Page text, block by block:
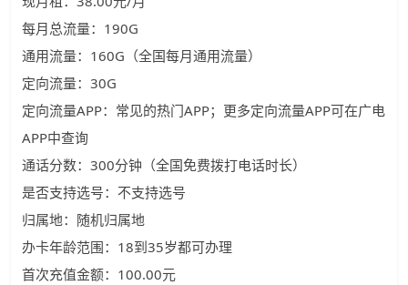
每月总流量：190G
通用流量：160G（全国每月通用流量）
定向流量：30G
定向流量APP：常见的热门APP；更多定向流量APP可在广电
APP中查询
通话分数：300分钟（全国免费拨打电话时长）
是否支持选号：不支持选号
归属地：随机归属地
办卡年龄范围：18到35岁都可办理
首次充值金额：100.00元